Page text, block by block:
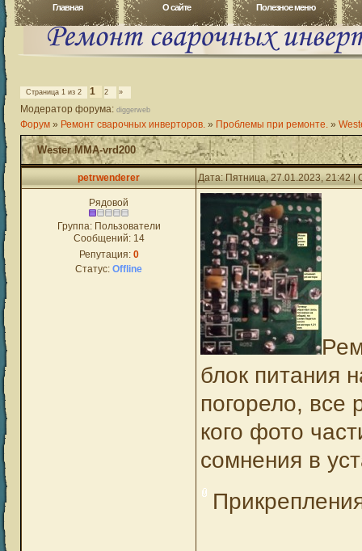
Главная O сайте Полезное меню
Страница 1 из 2 1 2 »
Модератор форума: diggerweb
Форум » Ремонт сварочных инверторов. » Проблемы при ремонте. »
Wester MMA-vrd200
petrwenderer Дата: Пятница, 27.01.2023, 21:42
Рядовой
Группа: Пользователи
Сообщений: 14
Репутация: 0
Статус: Offline
блок питания
погорело, все
кого фото
сомнения в